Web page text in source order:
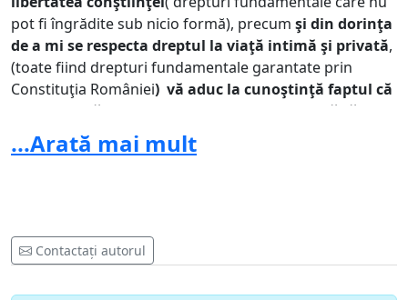
pot fi îngrădite sub nicio formă), precum şi din dorinţa
de a mi se respecta dreptul la viaţă intimă şi privată,
(toate fiind drepturi fundamentale garantate prin
Constituţia României) vă aduc la cunoştinţă faptul că
nu doresc să primesc un card electronic de sănătate
,cu cip, ca dovadă de asigurat şi nu doresc să mi se
întocmească un dosar electronic, cerând dreptul la
SĂNĂTATE şi îndeplinesc condiţiile legale pentru a fi
considerat asigurat ( conform art 211 al Legii 95/2006
...Arată mai mult
Contactați autorul